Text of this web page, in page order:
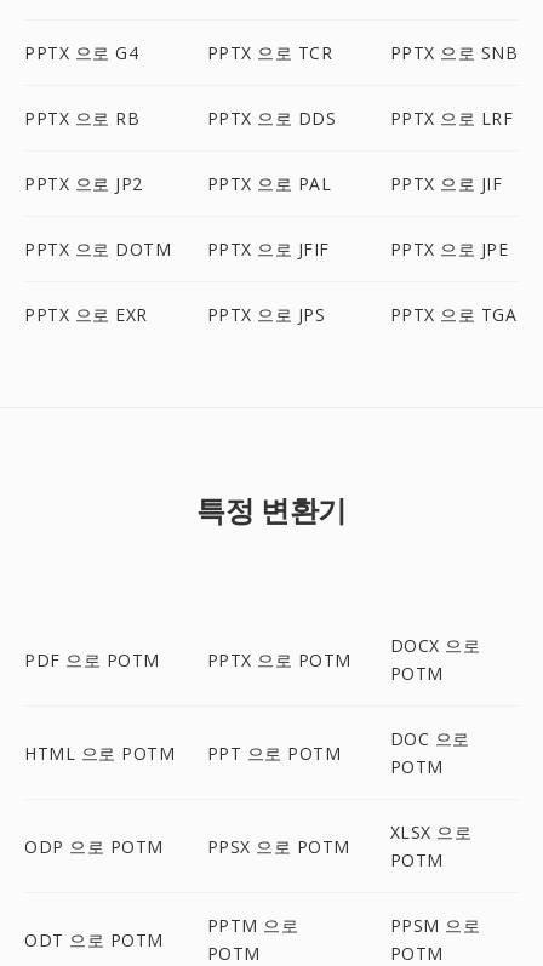
PPTX 으로 G4 PPTX 으로 TCR PPTX 으로 SNB
PPTX 으로 RB PPTX 으로 DDS PPTX 으로 LRF
PPTX 으로 JP2 PPTX 으로 PAL PPTX 으로 JIF
PPTX 으로 DOTM PPTX 으로 JFIF PPTX 으로 JPE
PPTX 으로 EXR PPTX 으로 JPS PPTX 으로 TGA
특정 변환기
PDF 으로 POTM PPTX 으로 POTM
DOCX 으로
POTM
HTML 으로 POTM PPT 으로 POTM
DOC 으로
POTM
ODP 으로 POTM PPSX 으로 POTM
XLSX 으로
POTM
ODT 으로 POTM
PPTM 으로
POTM
PPSM 으로
POTM